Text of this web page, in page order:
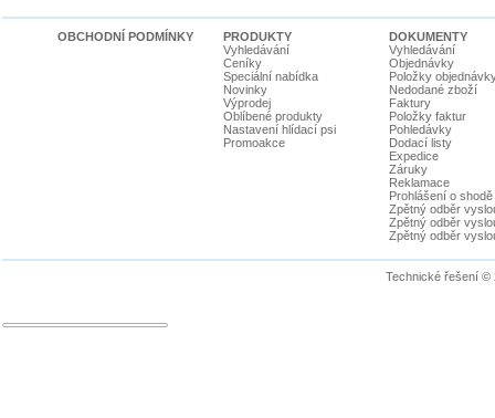
OBCHODNÍ PODMÍNKY
PRODUKTY
Vyhledávání
Ceníky
Speciální nabídka
Novinky
Výprodej
Oblíbené produkty
Nastavení hlídací psi
Promoakce
DOKUMENTY
Vyhledávání
Objednávky
Položky
Nedodané zboží
Faktury
Položky faktur
Pohledávky
Dodací listy
Expedice
Záruky
Reklamace
Prohlášení o shodě
Zpětný odběr
Zpětný odběr
Zpětný odběr
Technické řešení ©